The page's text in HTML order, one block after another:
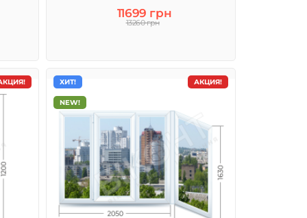
11699 грн
13260 грн
АКЦИЯ!
ХИТ!
NEW!